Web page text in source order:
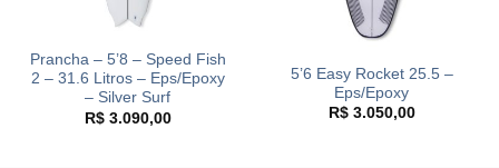
Prancha – 5’8 – Speed Fish
2 – 31.6 Litros – Eps/Epoxy
– Silver Surf
R$3.090,00
5’6 Easy Rocket 25.5 –
Eps/Epoxy
R$3.050,00